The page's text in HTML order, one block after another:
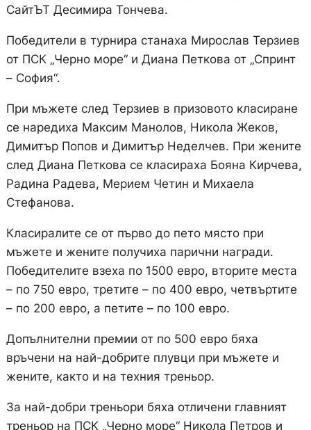
СайтЪТ Десимира Тончева.
Победители в турнира станаха Мирослав Терзиев
от ПСК „Черно море“ и Диана Петкова от „Спринт
– София“.
При мъжете след Терзиев в призовото класиране
се наредиха Максим Манолов, Никола Жеков,
Димитър Попов и Димитър Неделчев. При жените
след Диана Петкова се класираха Бояна Кирчева,
Радина Радева, Мерием Четин и Михаела
Стефанова.
Класиралите се от първо до пето място при
мъжете и жените получиха парични награди.
Победителите взеха по 1500 евро, вторите места
– по 750 евро, третите – по 400 евро, четвъртите
– по 200 евро, а петите – по 100 евро.
Допълнителни премии от по 500 евро бяха
връчени на най-добрите плувци при мъжете и
жените, както и на техния треньор.
За най-добри треньори бяха отличени главният
треньор на ПСК „Черно море“ Никола Петров и